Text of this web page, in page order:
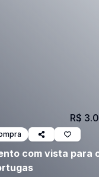
com vista para
R$